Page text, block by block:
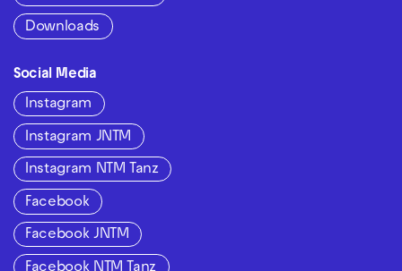
Downloads
Social Media
Instagram
Instagram JNTM
Instagram NTM Tanz
Facebook
Facebook JNTM
Facebook NTM Tanz